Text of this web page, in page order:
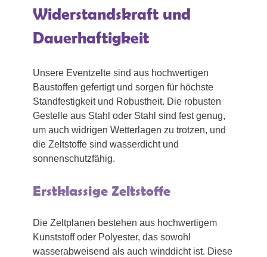
Widerstandskraft und
Dauerhaftigkeit
Unsere Eventzelte sind aus hochwertigen
Baustoffen gefertigt und sorgen für höchste
Standfestigkeit und Robustheit. Die robusten
Gestelle aus Stahl oder Stahl sind fest genug,
um auch widrigen Wetterlagen zu trotzen, und
die Zeltstoffe sind wasserdicht und
sonnenschutzfähig.
Erstklassige Zeltstoffe
Die Zeltplanen bestehen aus hochwertigem
Kunststoff oder Polyester, das sowohl
wasserabweisend als auch winddicht ist. Diese